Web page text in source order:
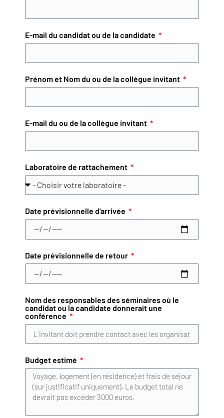
E-mail du candidat ou de la candidate
Prénom et Nom du ou de la collègue invitant
E-mail du ou de la collègue invitant
Laboratoire de rattachement
Date prévisionnelle d'arrivée
Date prévisionnelle de retour
Nom des responsables des séminaires où le
candidat ou la candidate donnerait une
conférence
Budget estimé